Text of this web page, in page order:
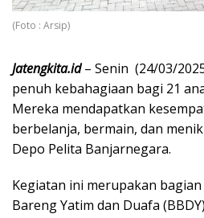
(Foto : Arsip)
Jatengkita.id– Senin (24/03/
penuh kebahagiaan bagi 21
Mereka mendapatkan
berbelanja, bermain, dan
Depo Pelita Banjarnegara.
Kegiatan ini merupakan
Bareng Yatim dan Duafa